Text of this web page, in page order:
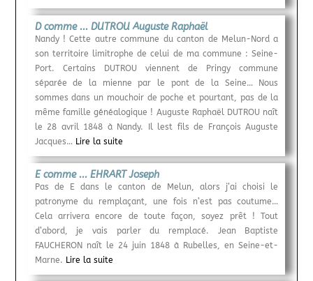
D comme ... DUTROU Auguste Raphaël
Nandy ! Cette autre commune du canton de Melun-Nord a
son territoire limitrophe de celui de ma commune : Seine-
Port. Certains DUTROU viennent de Pringy commune
séparée de la mienne par le pont de la Seine… Nous
sommes dans un mouchoir de poche et pourtant, pas de la
même famille généalogique ! Auguste Raphaël DUTROU naît
le 28 avril 1848 à Nandy. Il lest fils de François Auguste
Jacques… Lire la suite
E comme ... EHRART Joseph
Pas de E dans le canton de Melun, alors j’ai choisi le
patronyme du remplaçant, une fois n’est pas coutume…
Cela arrivera encore de toute façon, soyez prêt ! Tout
d’abord, je vais parler du remplacé. Jean Baptiste
FAUCHERON naît le 24 juin 1848 à Rubelles, en Seine-et-
Marne. Lire la suite